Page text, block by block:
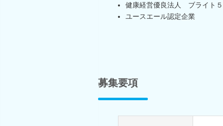
健康経営優良法人 ブライト
ユースエール認定企業
募集要項